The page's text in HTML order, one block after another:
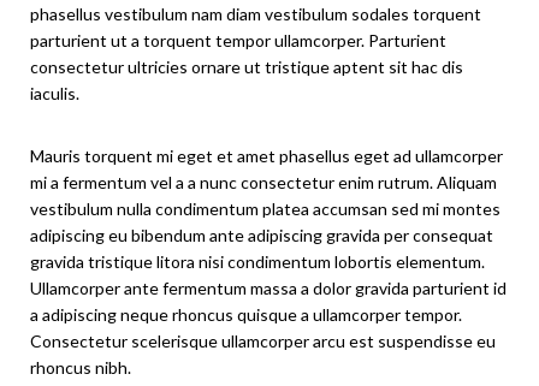
phasellus vestibulum nam diam vestibulum sodales torquent
parturient ut a torquent tempor ullamcorper. Parturient
consectetur ultricies ornare ut tristique aptent sit hac dis
iaculis.
Mauris torquent mi eget et amet phasellus eget ad ullamcorper
mi a fermentum vel a a nunc consectetur enim rutrum. Aliquam
vestibulum nulla condimentum platea accumsan sed mi montes
adipiscing eu bibendum ante adipiscing gravida per consequat
gravida tristique litora nisi condimentum lobortis elementum.
Ullamcorper ante fermentum massa a dolor gravida parturient id
a adipiscing neque rhoncus quisque a ullamcorper tempor.
Consectetur scelerisque ullamcorper arcu est suspendisse eu
rhoncus nibh.